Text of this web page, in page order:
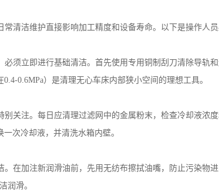
常清洁维护直接影响加工精度和设备寿命。以下是操作人
必须立即进行基础清洁。首先使用专用铜制刮刀清除导轨
0.4-0.6MPa）是清理无心车床内部狭小空间的理想工具。
别关注。每日应清理过滤网中的金属粉末，检查冷却液浓
次冷却液，并清洗水箱内壁。
。在加注新润滑油前，先用无纺布擦拭油嘴，防止污染物
润滑。